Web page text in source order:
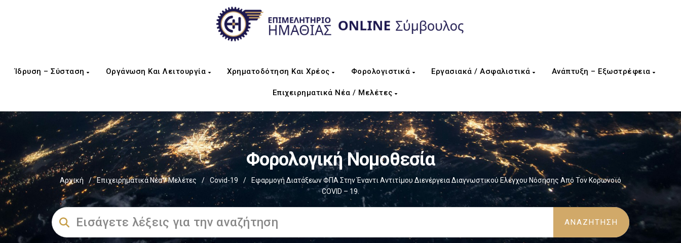
Ίδρυση – Σύσταση Οργάνωση Και Λειτουργία Χρηματοδότηση Και Χρέος Φορολογιστικά Εργασιακά / Ασφαλιστικά Ανάπτυξη – Εξωστρέφεια
Επιχειρηματικά Νέα / Μελέτες
Φορολογική Νομοθεσία
Αρχική / Επιχειρηματικά Νέα / Μελέτες / Covid-19 /
Εφαρμογή Διατάξεων ΦΠΑ Στην Έναντι Αντιτίμου Διενέργεια Διαγνωστικού Ελέγχου Νόσησης Από Τον Κορωνοϊό
COVID – 19.